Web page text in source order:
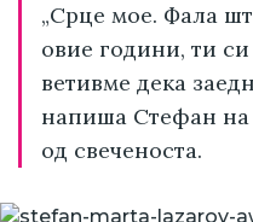
„Срце мое. Фала
овие години, ти
ветивме дека
напиша Стефан на
од свеченоста.